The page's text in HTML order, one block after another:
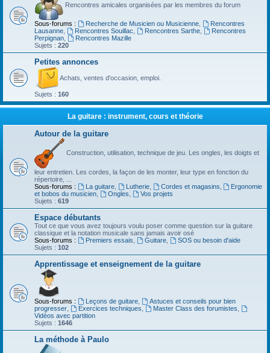
Rencontres amicales organisées par les membres du forum
Sous-forums : Recherche de Musicien ou Musicienne,
Rencontres
Lausanne
Rencontres Souillac Rencontres Sarthe,
Rencontres
Perpignan
Rencontres Mazille
Sujets : 220
Petites annonces
Achats, ventes d'occasion, emploi.
Sujets : 160
La guitare : instrument, cours et théorie
Autour de la guitare
Construction, utilisation, technique de jeu. Les ongles, les doigts et
leur entretien. Les cordes, la façon de les monter, leur type en fonction du
répertoire, ...
Sous-forums :
La guitare, Lutherie, Cordes et magasins
Ergonomie
et bobos du musicien
Ongles
Vos projets
Sujets : 619
Espace débutants
Tout ce que vous avez toujours voulu poser comme question sur la guitare
classique et la notation musicale sans jamais avoir osé
Sous-forums :
Premiers essais Guitare,
SOS ou besoin d'aide
Sujets : 102
Apprentissage et enseignement de la guitare
Sous-forums : Leçons de guitare,
Astuces et conseils pour bien
progresser
Exercices techniques Master Class des forumistes
Vidéos avec partition
Sujets : 1646
La méthode à Paulo